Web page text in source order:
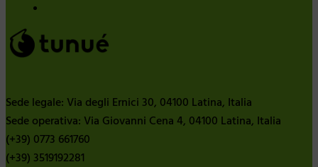
Sede legale: Via degli Ernici 30, 04100 Latina, Italia
Sede operativa: Via Giovanni Cena 4, 04100 Latina, Italia
(+39) 0773 661760
(+39) 3519192281